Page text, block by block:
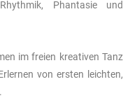
Phantasie und
im freien kreativen Tanz
von ersten leichten,